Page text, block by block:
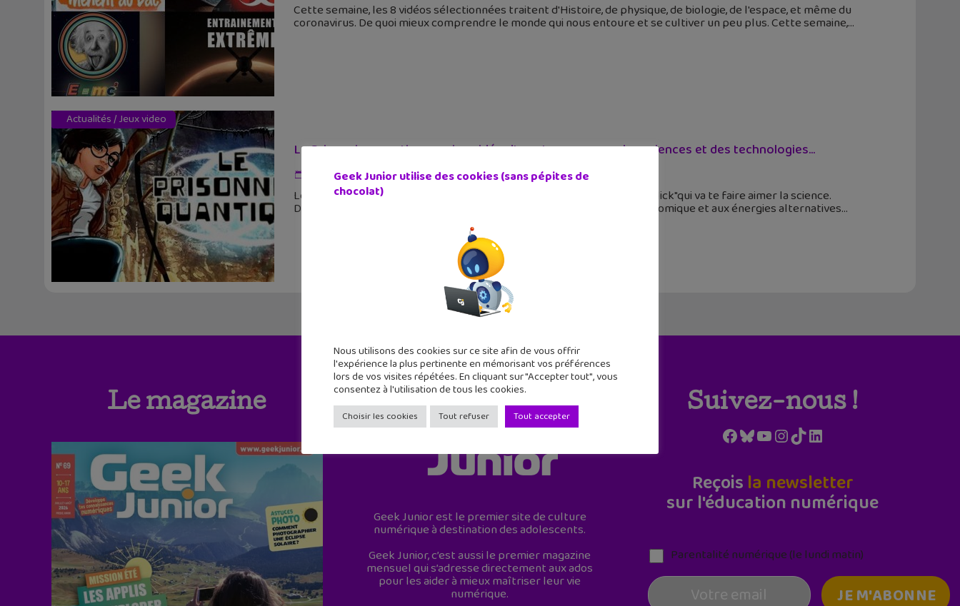
Cette semaine, les 8 vidéos sélectionnées traitent d'Histoire, de physique, de biologie, de l'espace, et même du
coronavirus. De quoi mieux comprendre le monde qui nous entoure et se cultiver un peu plus. Cette semaine,
Actualités/Jeux video
Le Prisonnier quantique, un jeu vidéo d’aventure au cœur des sciences et des technologies...
31 janvier 2020
Le Prisonnier quantique est un jeu d’aventure en 2D de type "point and click"qui va te faire aimer la science.
Développé par le CEA, c'est une réussite. Le Commissariat à l'énergie atomique et aux énergies alternatives
Le magazine
Geek Junior est le premier site de culture
numérique à destination des adolescents.
Geek Junior, c’est aussi le premier magazine
mensuel qui s’adresse directement aux ados
pour les aider à mieux maîtriser leur vie
numérique.
Suivez-nous !
Facebook
Bluesky
YouTube
Instagram
TikTokLinkedIn
Reçois la newsletter
sur l'éducation numérique
Parentalité numérique (le lundi matin)
Geek Junior utilise des cookies (sans pépites de
chocolat)
Nous utilisons des cookies sur ce site afin de vous offrir
l'expérience la plus pertinente en mémorisant vos préférences
lors de vos visites répétées. En cliquant sur "Accepter tout", vous
consentez à l'utilisation de tous les cookies.
Choisir les cookies Tout refuser Tout accepter